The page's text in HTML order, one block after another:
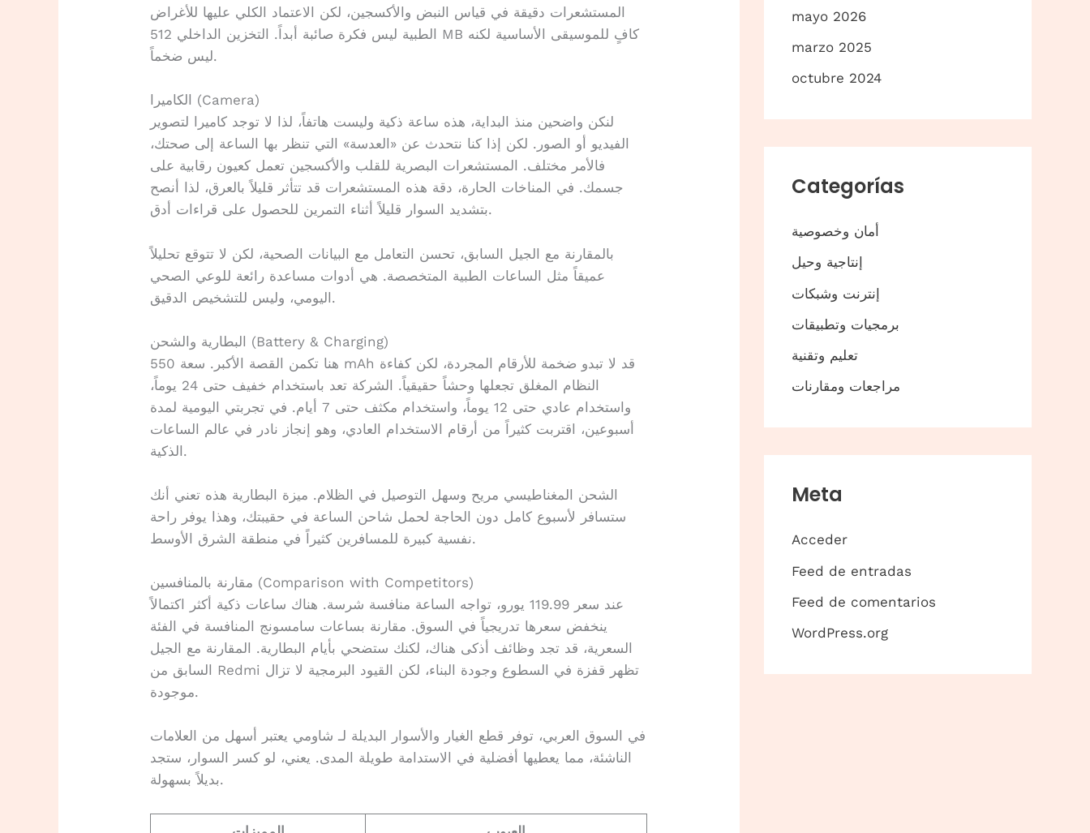
المستشعرات دقيقة في قياس النبض والأكسجين، لكن الاعتماد الكلي عليها للأغراض
الطبية ليس فكرة صائبة أبداً. التخزين الداخلي 512 MB كافٍ للموسيقى الأساسية لكنه
ليس ضخماً.
الكاميرا (Camera)
لنكن واضحين منذ البداية، هذه ساعة ذكية وليست هاتفاً، لذا لا توجد كاميرا لتصوير
الفيديو أو الصور. لكن إذا كنا نتحدث عن «العدسة» التي تنظر بها الساعة إلى صحتك،
فالأمر مختلف. المستشعرات البصرية للقلب والأكسجين تعمل كعيون رقابية على
جسمك. في المناخات الحارة، دقة هذه المستشعرات قد تتأثر قليلاً بالعرق، لذا أنصح
بتشديد السوار قليلاً أثناء التمرين للحصول على قراءات أدق.
بالمقارنة مع الجيل السابق، تحسن التعامل مع البيانات الصحية، لكن لا تتوقع تحليلاً
عميقاً مثل الساعات الطبية المتخصصة. هي أدوات مساعدة رائعة للوعي الصحي
اليومي، وليس للتشخيص الدقيق.
البطارية والشحن (Battery & Charging)
هنا تكمن القصة الأكبر. سعة 550 mAh قد لا تبدو ضخمة للأرقام المجردة، لكن كفاءة
النظام المغلق تجعلها وحشاً حقيقياً. الشركة تعد باستخدام خفيف حتى 24 يوماً،
واستخدام عادي حتى 12 يوماً، واستخدام مكثف حتى 7 أيام. في تجربتي اليومية لمدة
أسبوعين، اقتربت كثيراً من أرقام الاستخدام العادي، وهو إنجاز نادر في عالم الساعات
الذكية.
الشحن المغناطيسي مريح وسهل التوصيل في الظلام. ميزة البطارية هذه تعني أنك
ستسافر لأسبوع كامل دون الحاجة لحمل شاحن الساعة في حقيبتك، وهذا يوفر راحة
نفسية كبيرة للمسافرين كثيراً في منطقة الشرق الأوسط.
مقارنة بالمنافسين (Comparison with Competitors)
عند سعر 119.99 يورو، تواجه الساعة منافسة شرسة. هناك ساعات ذكية أكثر اكتمالاً
ينخفض سعرها تدريجياً في السوق. مقارنة بساعات سامسونج المنافسة في الفئة
السعرية، قد تجد وظائف أذكى هناك، لكنك ستضحي بأيام البطارية. المقارنة مع الجيل
السابق من Redmi تظهر قفزة في السطوع وجودة البناء، لكن القيود البرمجية لا تزال
موجودة.
في السوق العربي، توفر قطع الغيار والأسوار البديلة لـ شاومي يعتبر أسهل من العلامات
الناشئة، مما يعطيها أفضلية في الاستدامة طويلة المدى. يعني، لو كسر السوار، ستجد
بديلاً بسهولة.
mayo 2026
marzo 2025
octubre 2024
Categorías
أمان وخصوصية
إنتاجية وحيل
إنترنت وشبكات
برمجيات وتطبيقات
تعليم وتقنية
مراجعات ومقارنات
Meta
Acceder
Feed de entradas
Feed de comentarios
WordPress.org